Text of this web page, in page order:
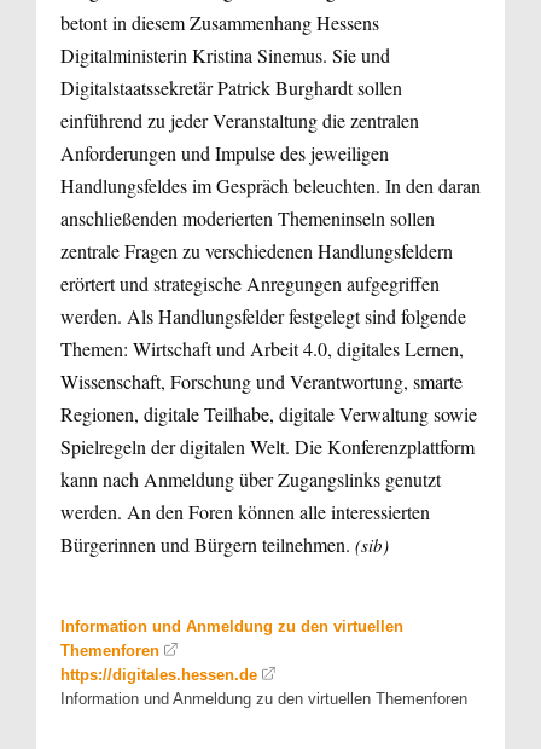
betont in diesem Zusammenhang Hessens
Digitalministerin Kristina Sinemus. Sie und
Digitalstaatssekretär Patrick Burghardt sollen
einführend zu jeder Veranstaltung die zentralen
Anforderungen und Impulse des jeweiligen
Handlungsfeldes im Gespräch beleuchten. In den daran
anschließenden moderierten Themeninseln sollen
zentrale Fragen zu verschiedenen Handlungsfeldern
erörtert und strategische Anregungen aufgegriffen
werden. Als Handlungsfelder festgelegt sind folgende
Themen: Wirtschaft und Arbeit 4.0, digitales Lernen,
Wissenschaft, Forschung und Verantwortung, smarte
Regionen, digitale Teilhabe, digitale Verwaltung sowie
Spielregeln der digitalen Welt. Die Konferenzplattform
kann nach Anmeldung über Zugangslinks genutzt
werden. An den Foren können alle interessierten
Bürgerinnen und Bürgern teilnehmen. (sib)
Information und Anmeldung zu den virtuellen
Themenforen
https://digitales.hessen.de
Information und Anmeldung zu den virtuellen Themenforen